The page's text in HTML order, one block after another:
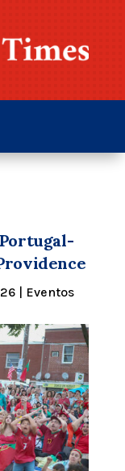
| Eventos